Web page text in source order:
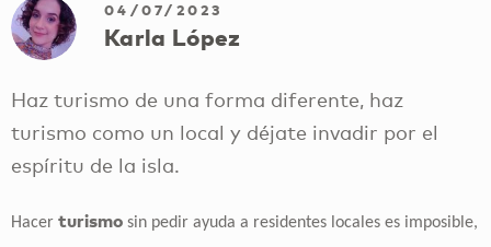
04/07/2023
Karla López
Haz turismo de una forma diferente, haz
turismo como un local y déjate invadir por el
espíritu de la isla.
Hacer turismo sin pedir ayuda a residentes locales es imposible,